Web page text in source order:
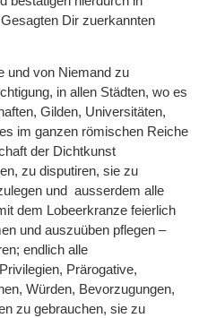
Dir zuerkannten
und von Niemand zu
in allen Städten, wo es
Gilden, Universitäten,
im ganzen römischen Reiche
der Dichtkunst
zu disputiren, sie zu
und ausserdem alle
dem Lobeerkranze feierlich
und auszuüben pflegen –
endlich alle
Prärogative,
Würden, Bevorzugungen,
zu gebrauchen, sie zu